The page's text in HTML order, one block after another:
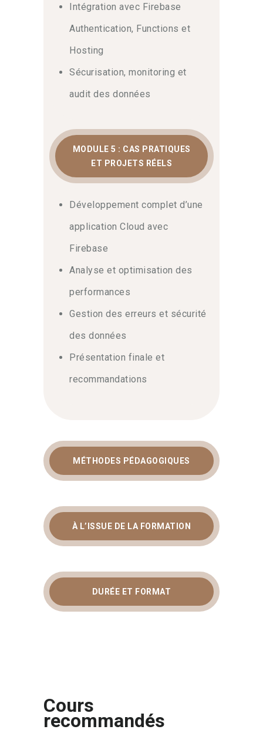
Intégration avec Firebase
Authentication, Functions et
Hosting
Sécurisation, monitoring et
audit des données
MODULE 5 : CAS PRATIQUES
ET PROJETS RÉELS
Développement complet d’une
application Cloud avec
Firebase
Analyse et optimisation des
performances
Gestion des erreurs et sécurité
des données
Présentation finale et
recommandations
MÉTHODES PÉDAGOGIQUES
À L’ISSUE DE LA FORMATION
DURÉE ET FORMAT
Cours
recommandés